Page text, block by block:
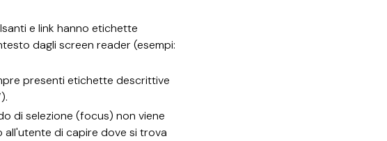
e link hanno etichette
dagli screen reader (esempi:
presenti etichette descrittive
di selezione (focus) non viene
di capire dove si trova